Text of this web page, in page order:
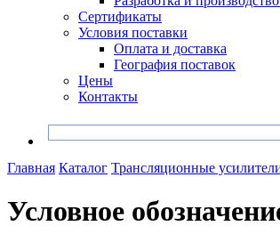
Сертификаты
Условия поставки
Оплата и доставка
География поставок
Цены
Контакты
Главная Каталог Трансляционные
Условное